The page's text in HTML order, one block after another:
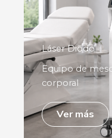
Láser Diodo
Equipo de
corporal
Ver más